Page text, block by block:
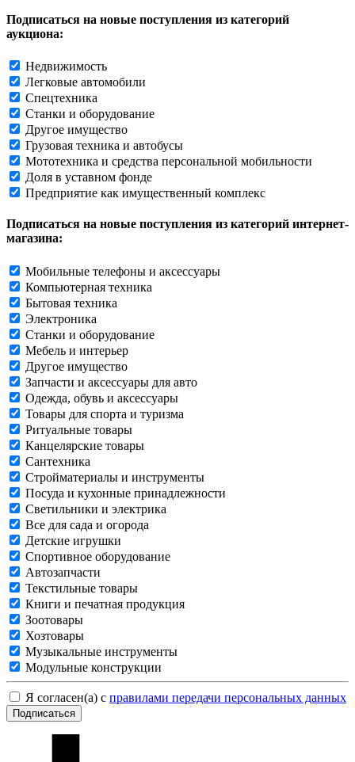
Подписаться на новые поступления из категорий
аукциона:
Недвижимость
Легковые автомобили
Спецтехника
Станки и оборудование
Другое имущество
Грузовая техника и автобусы
Мототехника и средства персональной мобильности
Доля в уставном фонде
Предприятие как имущественный комплекс
Подписаться на новые поступления из категорий интернет-
магазина:
Мобильные телефоны и аксессуары
Компьютерная техника
Бытовая техника
Электроника
Станки и оборудование
Мебель и интерьер
Другое имущество
Запчасти и аксессуары для авто
Одежда, обувь и аксессуары
Товары для спорта и туризма
Ритуальные товары
Канцелярские товары
Сантехника
Стройматериалы и инструменты
Посуда и кухонные принадлежности
Светильники и электрика
Все для сада и огорода
Детские игрушки
Спортивное оборудование
Автозапчасти
Текстильные товары
Книги и печатная продукция
Зоотовары
Хозтовары
Музыкальные инструменты
Модульные конструкции
Я согласен(а) с правилами передачи персональных данных
Подписаться